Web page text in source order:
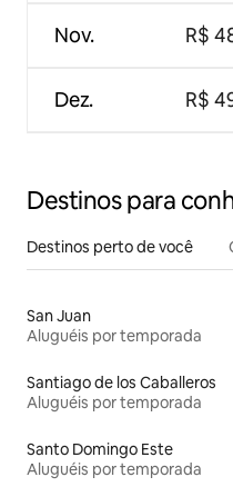
Nov.
Dez.
R$
R$
Destinos para
Destinos perto de você
San Juan
Aluguéis por temporada
Santiago de los Caballeros
Aluguéis por temporada
Santo Domingo Este
Aluguéis por temporada